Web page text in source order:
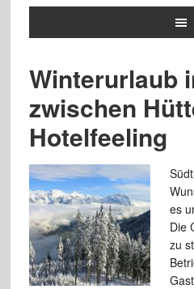
Winterurlaub
zwischen
Hotelfeeling
es
Die
zu